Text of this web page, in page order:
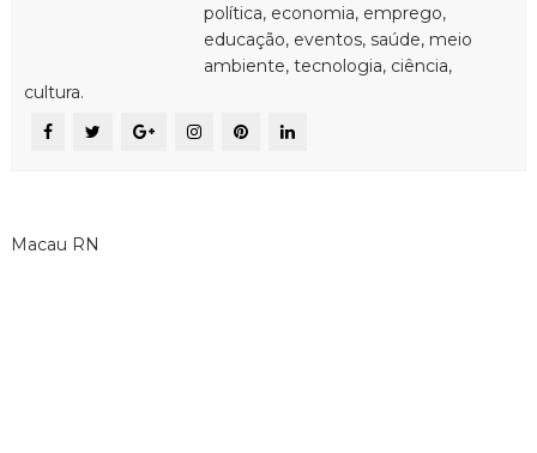
política, economia, emprego,
educação, eventos, saúde, meio
ambiente, tecnologia, ciência,
cultura.
Macau RN